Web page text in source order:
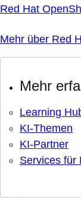
Red Hat
Mehr über Red
Mehr
Learning
KI-Themen
KI-Partner
Services für